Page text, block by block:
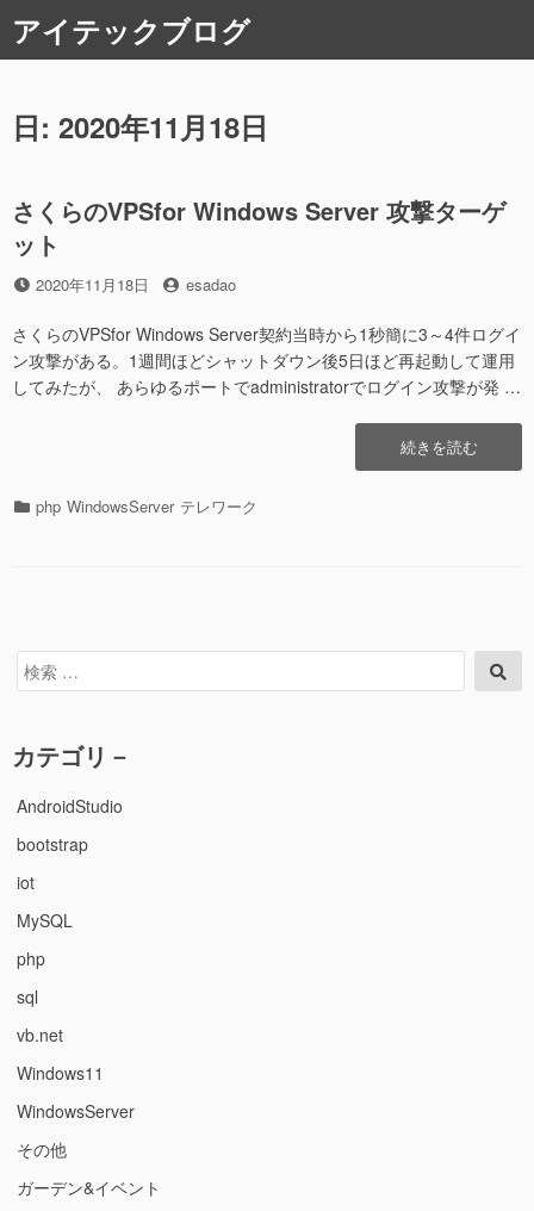
テ
ッ
アイテックブログ
日: 2020年11月18日
さくらのVPSfor Windows Server 攻撃ターゲ
ット
投
日
2020年11月18日
投
者
esadao
さくらのVPSfor Windows Server契約当時から1秒簡に3～4件ログイ
ン攻撃がある。1週間ほどシャットダウン後5日ほど再起動して運用
してみたが、 あらゆるポートでadministratorでログイン攻撃が発 …
“さ
く
タ
続きを読む
カ php WindowsServer テレワーク
検
索
索
カテゴリ－
AndroidStudio
bootstrap
iot
MySQL
php
sql
vb.net
Windows11
WindowsServer
その他
ガーデン&イベント